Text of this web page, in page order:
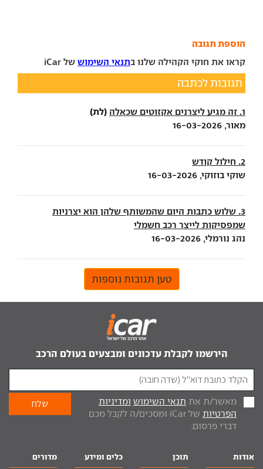
הוספת תגובה
קראו את חוקי הקהילה שלנו בתנאי השימוש של iCar
תגובות לכתבה
1. זה מגיע ליצרנים אקזוטים שכאלה (לת)
מאור, 16-03-2026
2. חילול קודש
שוקי בוזוקי, 16-03-2026
3. שלוש כתבות היום שהמשותף שלהן הוא יצרניות
שמפסיקות לייצר רכב חשמלי
נהג נורמלי, 16-03-2026
טען תגובות נוספות
הירשמו לקבלת עדכונים ומבצעים בעולם הרכב
מאשר/ת את תנאי השימוש ומדיניות
הפרטיות
של iCar ומסכים/ה לקבל מכם
דברי פרסום.
אודות תוכן כלים ומידע מדורים